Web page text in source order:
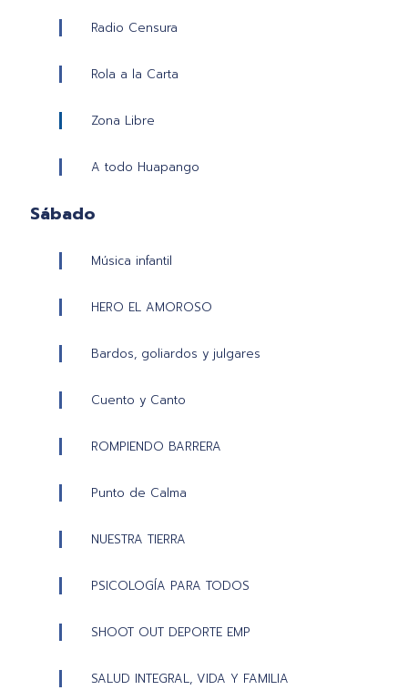
Radio Censura
Rola a la Carta
Zona Libre
A todo Huapango
Sábado
Música infantil
HERO EL AMOROSO
Bardos, goliardos y julgares
Cuento y Canto
ROMPIENDO BARRERA
Punto de Calma
NUESTRA TIERRA
PSICOLOGÍA PARA TODOS
SHOOT OUT DEPORTE EMP
SALUD INTEGRAL, VIDA Y FAMILIA